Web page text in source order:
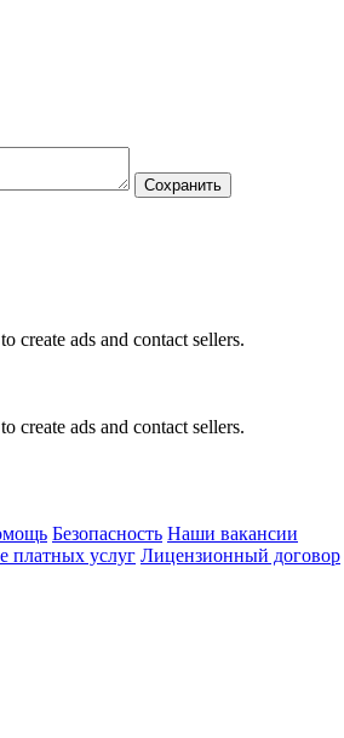
create ads and contact sellers.
create ads and contact sellers.
Безопасность Наши вакансии
платных услуг Лицензионный договор